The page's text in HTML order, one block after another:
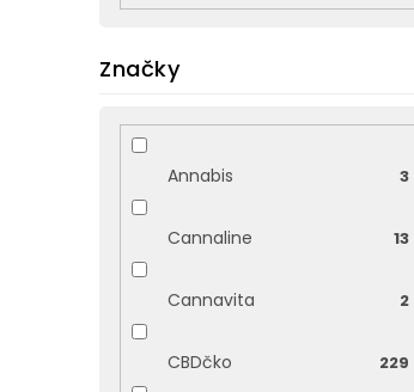
Značky
Annabis 3
Cannaline 13
Cannavita 2
CBDčko 229